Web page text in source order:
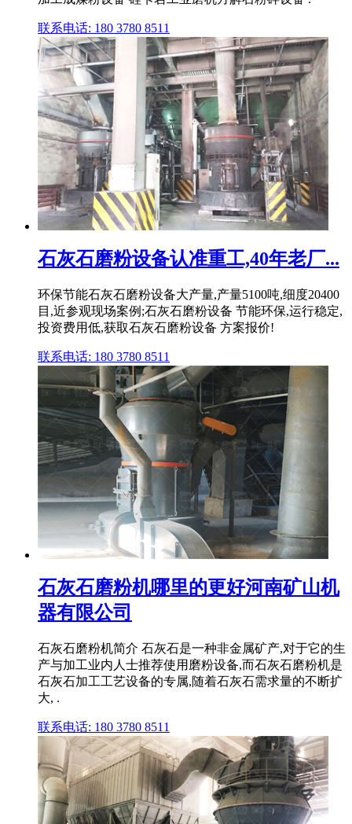
联系电话: 180 3780 8511
石灰石磨粉设备认准重工,40年老厂...
环保节能石灰石磨粉设备大产量,产量5100吨,细度20400
目,近参观现场案例;石灰石磨粉设备 节能环保,运行稳定,
投资费用低,获取石灰石磨粉设备 方案报价!
联系电话: 180 3780 8511
石灰石磨粉机哪里的更好河南矿山机
器有限公司
石灰石磨粉机简介 石灰石是一种非金属矿产,对于它的生
产与加工业内人士推荐使用磨粉设备,而石灰石磨粉机是
石灰石加工工艺设备的专属,随着石灰石需求量的不断扩
大, .
联系电话: 180 3780 8511